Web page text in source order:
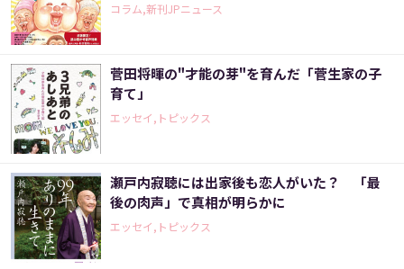
コラム,新刊JPニュース
菅田将暉の"才能の芽"を育んだ「菅生家の子
育て」
エッセイ,トピックス
瀬戸内寂聴には出家後も恋人がいた？ 「最
後の肉声」で真相が明らかに
エッセイ,トピックス